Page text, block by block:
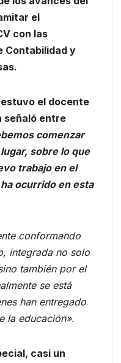
el
con las
Contabilidad y
el docente
señaló entre
comenzar
sobre lo que
trabajo en el
ocurrido en esta
conformando
integrada no solo
también por el
se está
han entregado
la educación».
casi un